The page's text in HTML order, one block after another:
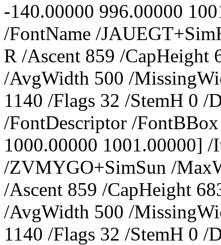
-140.00000 996.00000
/FontName /
R /Ascent 859 /CapHeight
/AvgWidth 500 /
1140 /Flags 32 /StemH 0 /
/FontDescriptor /
1000.00000 1001.00000]
/ZVMYGO+SimSun /
/Ascent 859 /CapHeight
/AvgWidth 500 /
1140 /Flags 32 /StemH 0 /